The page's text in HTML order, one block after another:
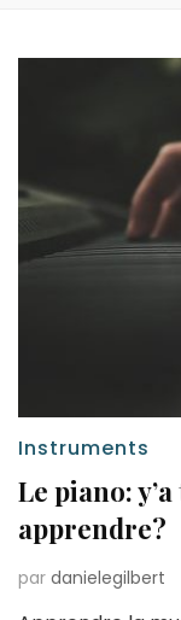
Instruments
Le piano:
apprendre?
par danielegilbert